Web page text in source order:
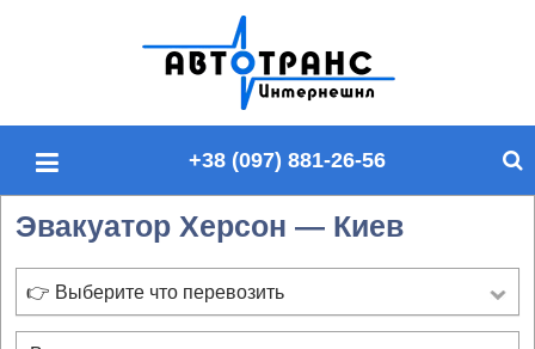
п
й
+38 (097) 881-26-56
Эвакуатор Херсон — Киев
👉 Выберите что перевозить